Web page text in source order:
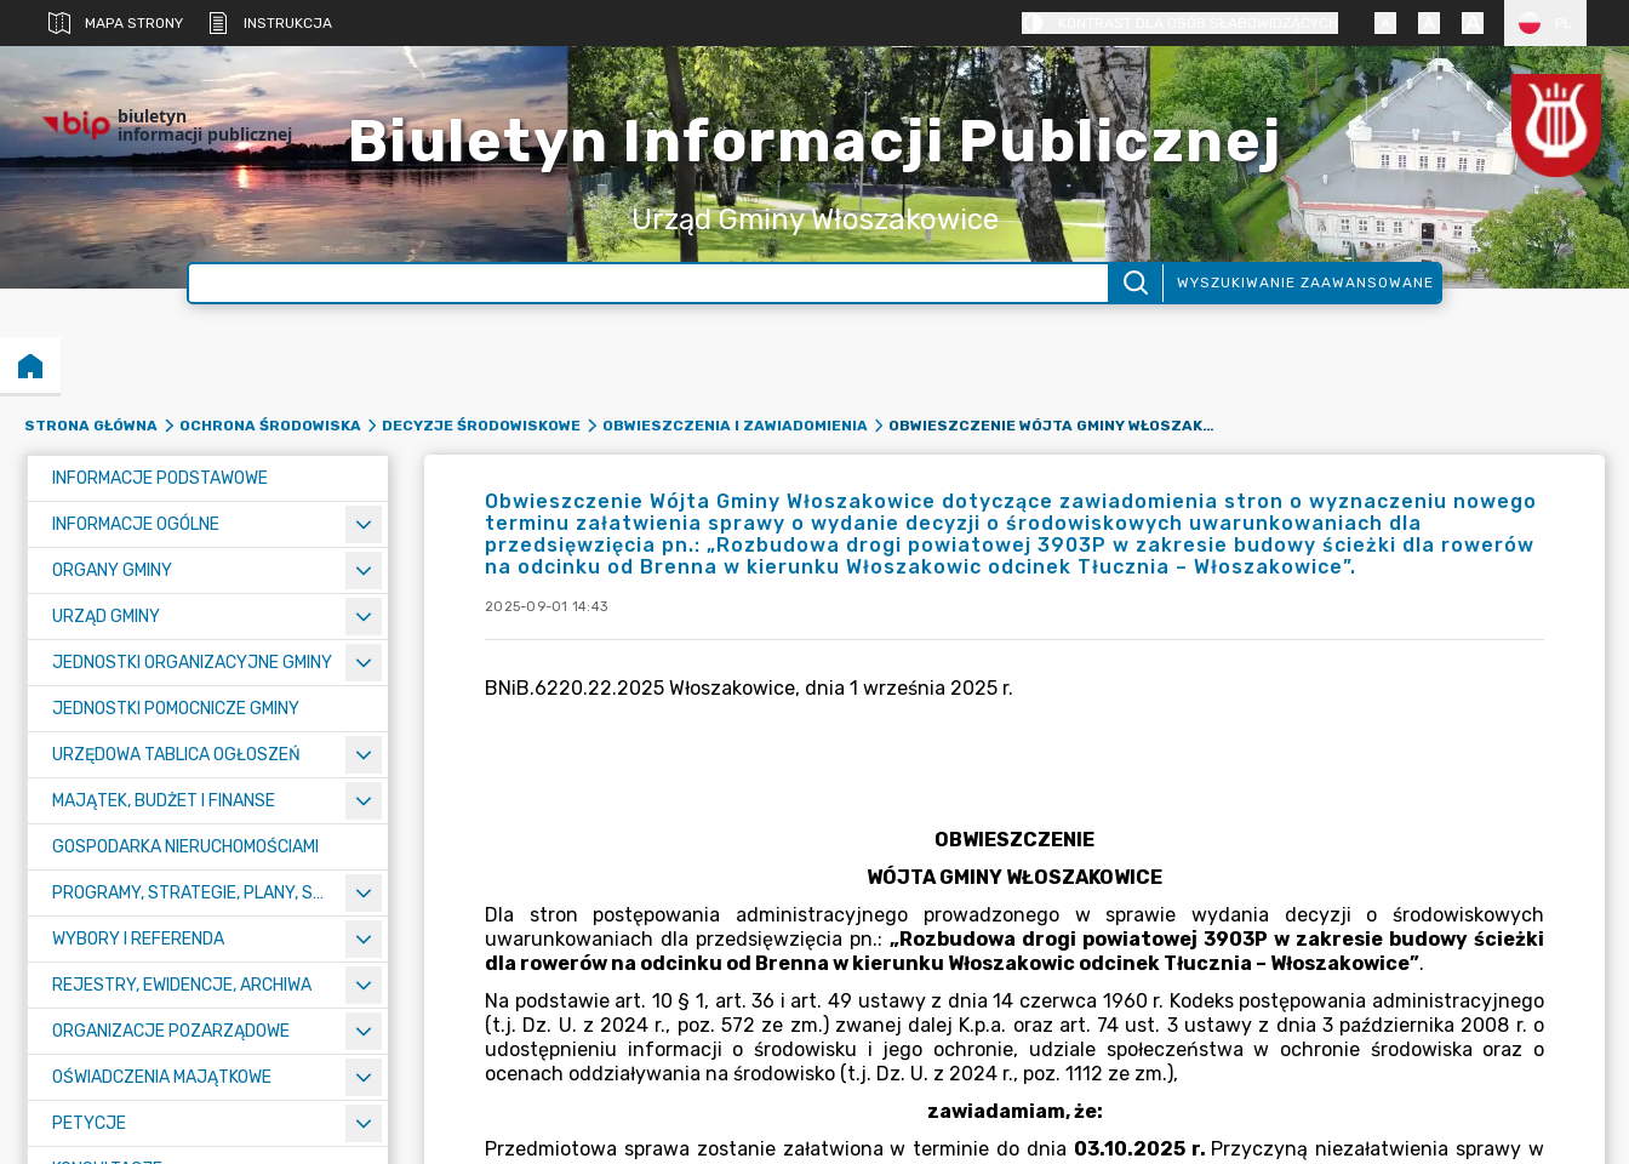
MAPA STRONY INSTRUKCJA
biuletyn
informacji publicznej Biuletyn Informacji Publicznej
Urząd Gminy Włoszakowice
WYSZUKIWANIE ZAAWANSOWANE
STRONA GŁÓWNA OCHRONA ŚRODOWISKA DECYZJE ŚRODOWISKOWE OBWIESZCZENIA I ZAWIADOMIENIA OBWIESZCZENIE WÓJTA GMINY WŁOSZAKOWICE DOTYCZĄCE ZAWIADOMIENIA STRON O WYZNACZENIU NOWEGO TERMINU ZAŁATWIENIA SPRAWY O WYDANIE DECYZJI O ŚRODOWISKOWYCH UWARUNKOWANIACH DLA PRZEDSIĘWZIĘCIA PN.: „ROZBUDOWA DROGI POWIATOWEJ 3903P W ZAKRESIE BUDOWY ŚCIEŻKI DLA ROWERÓW NA ODCINKU OD BRENNA W KIERUNKU WŁOSZAKOWIC ODCINEK TŁUCZNIA – WŁOSZAKOWICE”.
INFORMACJE PODSTAWOWE
INFORMACJE OGÓLNE
ORGANY GMINY
URZĄD GMINY
JEDNOSTKI ORGANIZACYJNE GMINY
JEDNOSTKI POMOCNICZE GMINY
URZĘDOWA TABLICA OGŁOSZEŃ
MAJĄTEK, BUDŻET I FINANSE
GOSPODARKA NIERUCHOMOŚCIAMI
PROGRAMY, STRATEGIE, PLANY, SPRAWOZDANIA I OPRACOWANIA
WYBORY I REFERENDA
REJESTRY, EWIDENCJE, ARCHIWA
ORGANIZACJE POZARZĄDOWE
OŚWIADCZENIA MAJĄTKOWE
PETYCJE
Obwieszczenie Wójta Gminy Włoszakowice dotyczące zawiadomienia stron o wyznaczeniu nowego
terminu załatwienia sprawy o wydanie decyzji o środowiskowych uwarunkowaniach dla
przedsięwzięcia pn.: „Rozbudowa drogi powiatowej 3903P w zakresie budowy ścieżki dla rowerów
na odcinku od Brenna w kierunku Włoszakowic odcinek Tłucznia – Włoszakowice”.
2025-09-01 14:43